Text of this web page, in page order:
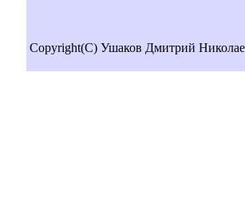
Copyright(C) Ушаков Дмитрий